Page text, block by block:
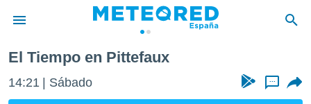
de
El Tiempo en Pittefaux
14:21 Sábado ...